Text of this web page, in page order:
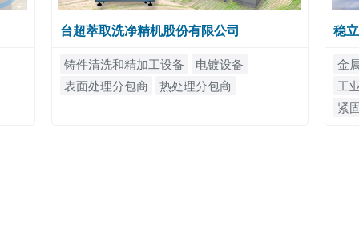
台超萃取洗净精机股份有限公司
铸件清洗和精加工设备
电镀设备
表面处理分包商
热处理分包商
稳
金
工
紧